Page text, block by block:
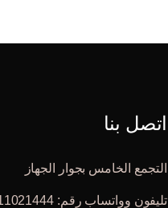
اتصل بنا
التجمع الخامس بجوار الجهاز
تليفون وواتساب رقم: 01111021444